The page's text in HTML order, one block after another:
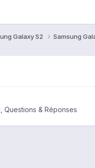
Galaxy S2 Samsung
Questions & Réponses